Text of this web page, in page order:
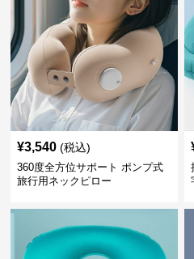
¥3,540 (税込)
360度全方位サポート ポンプ式
旅行用ネックピロー